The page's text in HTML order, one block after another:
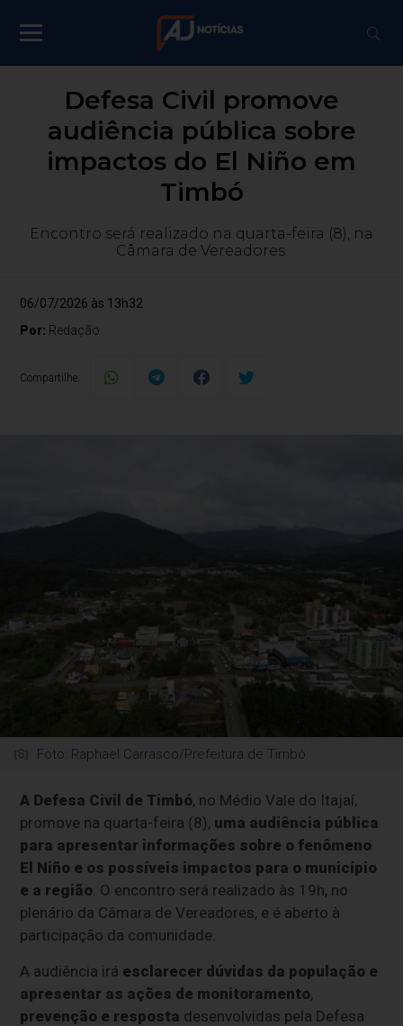
Defesa Civil promove
audiência pública sobre
impactos do El Niño em
Timbó
Encontro será realizado na quarta-feira (8), na
Câmara de Vereadores.
06/07/2026 às 13h32
Por: Redação
Compartilhe:
Foto: Raphael Carrasco/Prefeitura de Timbó
A Defesa Civil de Timbó, no Médio Vale do Itajaí,
promove na quarta-feira (8), uma audiência pública
para apresentar informações sobre o fenômeno
El Niño e os possíveis impactos para o município
e a região . O encontro será realizado às 19h, no
plenário da Câmara de Vereadores, e é aberto à
participação da comunidade.
A audiência irá esclarecer dúvidas da população e
apresentar as ações de monitoramento,
prevenção e resposta desenvolvidas pela Defesa